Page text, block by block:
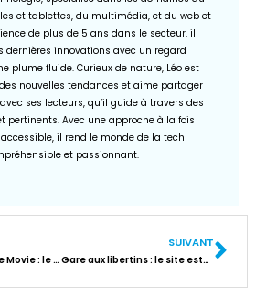
et tablettes, du multimédia, et du web et
de plus de 5 ans dans le secteur, il
dernières innovations avec un regard
plume fluide. Curieux de nature, Léo est
nouvelles tendances et aime partager
ses lecteurs, qu’il guide à travers des
pertinents. Avec une approche à la fois
il rend le monde de la tech
et passionnant.
Highlander Remake Movie : le casting et la date de sortie sont confirmés ?
SUIVANT
Gare aux libertins : le site est-il sécurisé et fiable ?